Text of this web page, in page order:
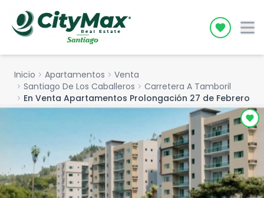
Icon
Inicio chevron_right Apartamentos chevron_right Venta
chevron_right Santiago De Los Caballeros chevron_right Carretera A Tamboril
chevron_right En Venta Apartamentos Prolongación 27 de Febrero